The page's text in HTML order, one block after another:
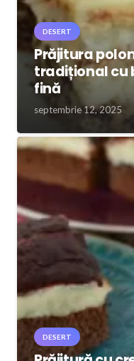
DESERT
Prăjitura
tradițional cu
fină
septembrie 12, 2025
DESERT